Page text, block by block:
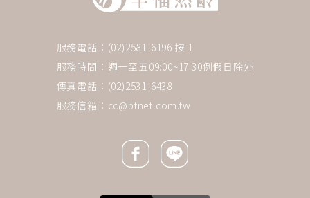
服務電話：(02)2581-6196 按 1
服務時間：週一至五09:00~17:30例假日除外
傳真電話：(02)2531-6438
服務信箱： cc@btnet.com.tw
Facebook icon
Line icon